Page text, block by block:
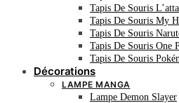
Tapis De Souris
Tapis De Souris My
Tapis De Souris
Tapis De Souris One
Tapis De Souris
Décorations
LAMPE MANGA
Lampe Demon Slayer